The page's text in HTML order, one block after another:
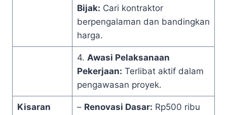
Bijak: Cari kontraktor
berpengalaman dan bandingkan
harga.
4. Awasi Pelaksanaan
Pekerjaan: Terlibat aktif dalam
pengawasan proyek.
Kisaran
– Renovasi Dasar: Rp500 ribu